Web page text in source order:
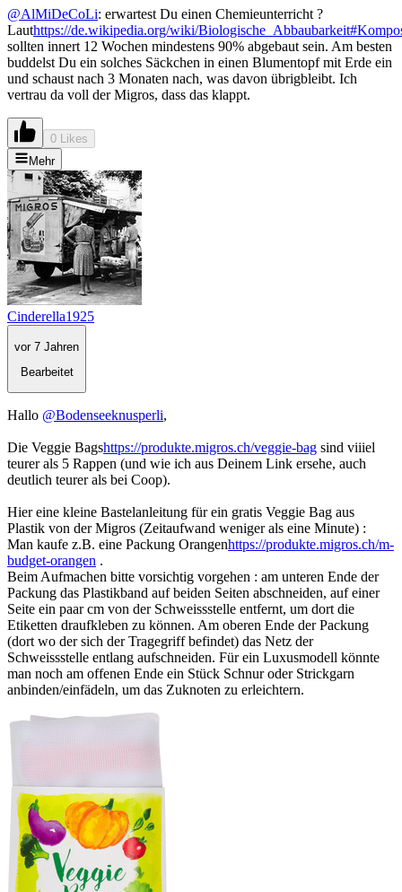
@AlMiDeCoLi: erwartest Du einen Chemieunterricht ?
Lauthttps://de.wikipedia.org/wiki/
sollten innert 12 Wochen mindestens 90% abgebaut sein. Am besten
buddelst Du ein solches Säckchen in einen Blumentopf mit Erde ein
und schaust nach 3 Monaten nach, was davon übrigbleibt. Ich
vertrau da voll der Migros, dass das klappt.
0 Likes
Mehr
Cinderella1925
vor 7 Jahren
Bearbeitet
Hallo @Bodenseeknusperli,
Die Veggie Bagshttps://produkte.migros.ch/veggie-bag sind viiiel
teurer als 5 Rappen (und wie ich aus Deinem Link ersehe, auch
deutlich teurer als bei Coop).
Hier eine kleine Bastelanleitung für ein gratis Veggie Bag aus
Plastik von der Migros (Zeitaufwand weniger als eine Minute) :
Man kaufe z.B. eine Packung Orangenhttps://produkte.migros.ch/m-
budget-orangen .
Beim Aufmachen bitte vorsichtig vorgehen : am unteren Ende der
Packung das Plastikband auf beiden Seiten abschneiden, auf einer
Seite ein paar cm von der Schweissstelle entfernt, um dort die
Etiketten draufkleben zu können. Am oberen Ende der Packung
(dort wo der sich der Tragegriff befindet) das Netz der
Schweissstelle entlang aufschneiden. Für ein Luxusmodell könnte
man noch am offenen Ende ein Stück Schnur oder Strickgarn
anbinden/einfädeln, um das Zuknoten zu erleichtern.